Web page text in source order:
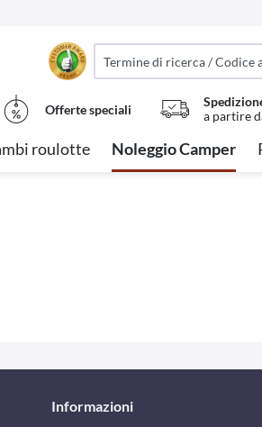
Offerte speciali
a partire
roulotte Noleggio Camper
Informazioni